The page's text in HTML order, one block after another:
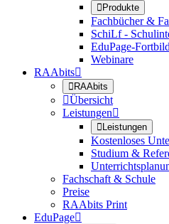
Produkte
Fachbücher &
SchiLf -
EduPage-
Webinare
RAAbits
RAAbits
Übersicht
Leistungen
Leistungen
Kostenloses
Studium &
Fachschaft & Schule
Preise
RAAbits Print
EduPage